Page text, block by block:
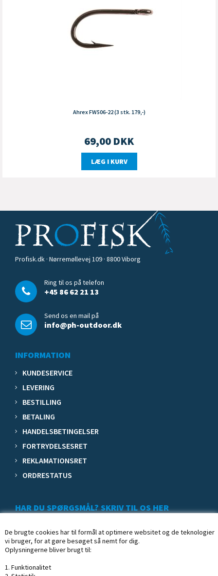
De brugte cookies har til formål at optimere websitet og de teknologier
vi bruger, for at gøre besøget så nemt for dig.
Oplysningerne bliver brugt til:
1. Funktionalitet
Ahrex FW506-22 (3 stk. 179,-)
69,00 DKK
LÆG I KURV
Profisk.dk · Nørremøllevej 109 · 8800 Viborg
Ring til os på telefon
+45 86 62 21 13
Send os en mail på
info@ph-outdoor.dk
INFORMATION
KUNDESERVICE
LEVERING
BESTILLING
BETALING
HANDELSBETINGELSER
FORTRYDELSESRET
REKLAMATIONSRET
ORDRESTATUS
HAR DU SPØRGSMÅL? SKRIV TIL OS HER